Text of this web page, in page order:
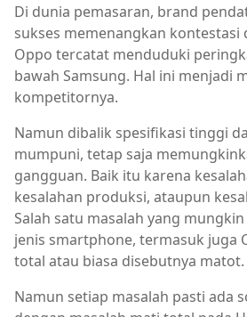
Di dunia pemasaran, brand
sukses memenangkan kontestasi
Oppo tercatat menduduki
bawah Samsung. Hal ini menjadi
kompetitornya.
Namun dibalik spesifikasi tinggi
mumpuni, tetap saja
gangguan. Baik itu karena
kesalahan produksi, ataupun
Salah satu masalah yang
jenis smartphone, termasuk juga
total atau biasa disebutnya matot.
Namun setiap masalah pasti ada